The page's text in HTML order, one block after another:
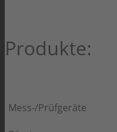
Produkte:
Mess-/Prüfgeräte